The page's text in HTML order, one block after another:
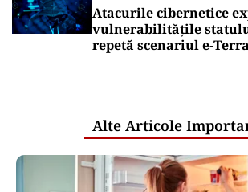
Atacurile cibernetice
vulnerabilitățile
repetă scenariul
Alte Articole